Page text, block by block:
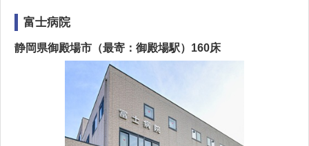
富士病院
静岡県御殿場市（最寄：御殿場駅）160床